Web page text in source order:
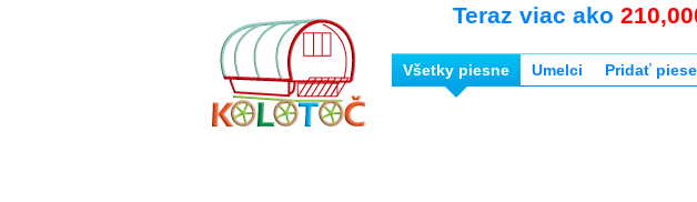
Teraz viac ako
Všetky piesne Umelci Pridať